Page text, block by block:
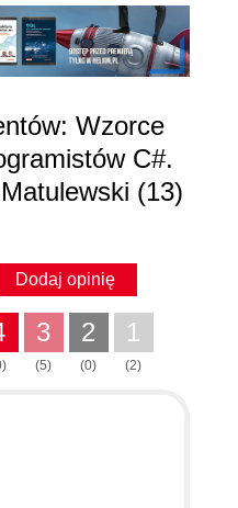
Wzorce
C#.
(13)
Dodaj opinię
3
(5)
2
(0)
1
(2)